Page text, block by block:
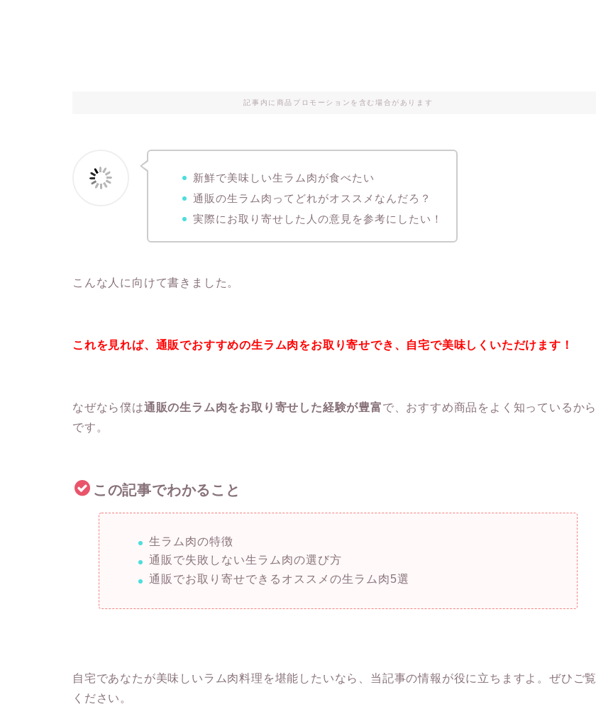
記事内に商品プロモーションを含む場合があります
新鮮で美味しい生ラム肉が食べたい
通販の生ラム肉ってどれがオススメなんだろ？
実際にお取り寄せした人の意見を参考にしたい！
こんな人に向けて書きました。
これを見れば、通販でおすすめの生ラム肉をお取り寄せでき、自宅で美味しくいただけます！
なぜなら僕は通販の生ラム肉をお取り寄せした経験が豊富で、おすすめ商品をよく知っているから
です。
この記事でわかること
生ラム肉の特徴
通販で失敗しない生ラム肉の選び方
通販でお取り寄せできるオススメの生ラム肉5選
自宅であなたが美味しいラム肉料理を堪能したいなら、当記事の情報が役に立ちますよ。ぜひご覧
ください。